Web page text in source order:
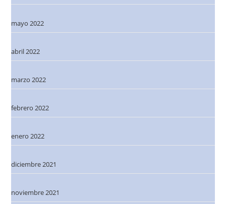
mayo 2022
abril 2022
marzo 2022
febrero 2022
enero 2022
diciembre 2021
noviembre 2021